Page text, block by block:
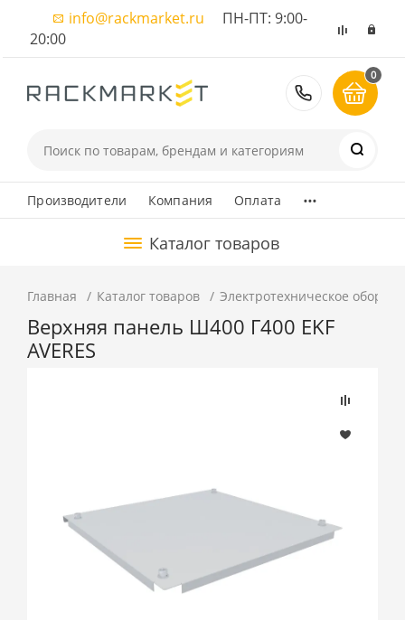
info@rackmarket.ru ПН-ПТ: 9:00-
20:00
8 (495)
0
Производители Компания Оплата ...
Каталог товаров
Главная Каталог товаров Электротехническое
Верхняя панель Ш400 Г400 EKF
AVERES